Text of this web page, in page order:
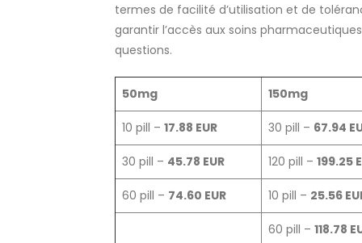
termes de facilité d’utilisation et de
garantir l’accès aux soins
questions.
50mg 150mg
10 pill – 17.88 EUR 30 pill – 67.94
30 pill – 45.78 EUR 120 pill – 199.25
60 pill – 74.60 EUR 10 pill – 25.56
60 pill – 118.78